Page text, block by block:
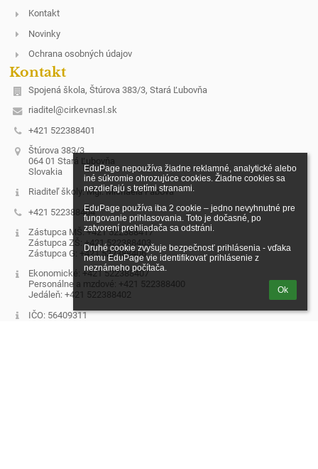
EduPage nepoužíva žiadne reklamné, analytické alebo
iné súkromie ohrozujúce cookies. Žiadne cookies sa
nezdieľajú s tretími stranami.
EduPage používa iba 2 cookie – jedno nevyhnutné pre
fungovanie prihlasovania. Toto je dočasné, po
zatvorení prehliadača sa odstráni.
Druhé cookie zvyšuje bezpečnosť prihlásenia - vďaka
nemu EduPage vie identifikovať prihlásenie z
neznámeho počítača.
Ok
Kontakt
Novinky
Ochrana osobných údajov
Kontakt
Spojená škola, Štúrova 383/3, Stará Ľubovňa
riaditel@cirkevnasl.sk
+421 522388401
Štúrova 383/3
064 01 Stará Ľubovňa
Slovakia
Riaditeľ školy: Mgr. Michaela Fábová
+421 522388404
Zástupca MŠ: +421 522388417
Zástupca ZŠ: +421 522388403
Zástupca G: +421 522388406
Ekonomické: +421 522388407
Personálne a mzdové: +421 522388400
Jedáleň: +421 522388402
IČO: 56409311